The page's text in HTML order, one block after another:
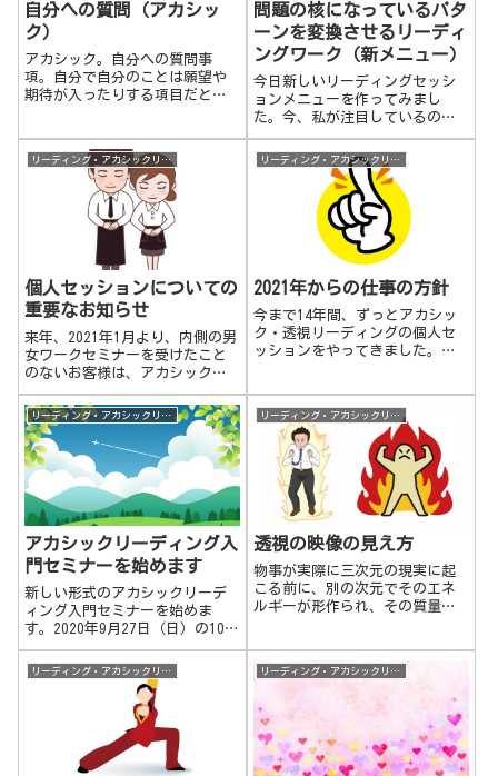
自分への質問（アカシッ
ク）
アカシック。自分への質問事
項。自分で自分のことは願望や
期待が入ったりする項目だとち
本的には質問すれば答えは来ま
す。「仕事で占星術の個人セッ
ションはやる予定がないけれ
ど、どうやってホロスコープを
読む実践練習したら良いでしょ
うか？」自分で自分の質問に対
しての答えはすぐ来ない場合
（アカシック）もあるのですけ
れど、自分で何か聞きたいこと
を問いかけをしておけば、ポロ
リと良いアイディア、どうすれ
ばよいのか答えが来たりするの
で、質問しておくことにしま
す。
問題の核になっているパタ
ーンを変換させるリーディ
ングワーク（新メニュー）
今日新しいリーディングセッシ
ョンメニューを作ってみまし
た。今、私が注目しているの
は、その人にとって一番大きな
問題やパターンから抜けるため
のコツをお伝えすることです。
今まではセミナー等でガッツリ
とワークをやってもらう必要が
ありましたが、リーディングの
新メニューとして、お手軽にワ
ークが出来るように考えまし
た。
リーディング・アカシックリーディング
個人セッションについての
重要なお知らせ
来年、2021年1月より、内側の男
女ワークセミナーを受けたこと
のないお客様は、アカシックリ
ーディング等のリーディングの
個人セッションの受付を終了す
ることとなりました。4年間、ど
うもありがとうございました。
来年からは仕事の新しいステー
ジで活動していく予定です。
リーディング・アカシックリーディング
2021年からの仕事の方針
今まで14年間、ずっとアカシッ
ク・透視リーディングの個人セ
ッションをやってきました。来
助として個人セッションを受け
られる形に変更いたします。こ
の方式ですと、今までの個人セ
ッションのリピーターさんです
と、1人につき、個人セッション
の回数を3回～10回以上減らすこ
リーディング・アカシックリーディング
アカシックリーディング入
門セミナーを始めます
新しい形式のアカシックリーデ
ィング入門セミナーを始めま
す。2020年9月27日（日）の10時
～13時 ZOOMオンラインセミナ
ー限定4名様までの募集料金
12,000円（税込）
リーディング・アカシックリーディング
透視の映像の見え方
物事が実際に三次元の現実に起
こる前に、別の次元でそのエネ
ルギーが形作られ、その質量や
つところをありありと思い浮か
べてイメージトレーニングす
る」というのはその別の次元で
のエネルギーを貯め、形成して
いっているのです。透視の映像
の見え方。
リーディング・アカシックリーディング リーディング・アカシックリーディング